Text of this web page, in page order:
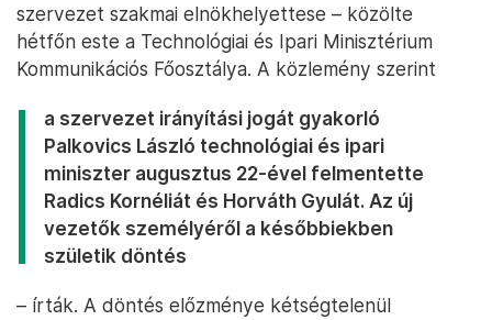
szervezet szakmai elnökhelyettese – közölte
hétfőn este a Technológiai és Ipari Minisztérium
Kommunikációs Főosztálya. A közlemény szerint
a szervezet irányítási jogát gyakorló
Palkovics László technológiai és ipari
miniszter augusztus 22-ével felmentette
Radics Kornéliát és Horváth Gyulát. Az új
vezetők személyéről a későbbiekben
születik döntés
– írták. A döntés előzménye kétségtelenül